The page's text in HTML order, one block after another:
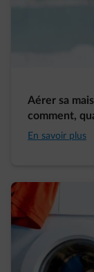
Aérer sa
comment,
En savoir plus